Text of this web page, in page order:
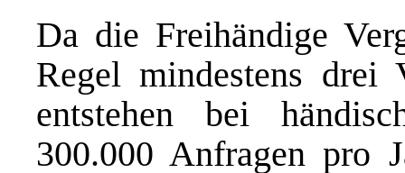
Da die Freihändige
Regel mindestens drei
entstehen bei
300.000 Anfragen pro